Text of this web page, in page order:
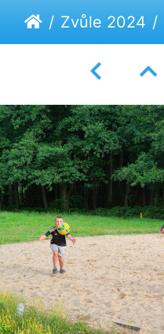
Zvůle 2024